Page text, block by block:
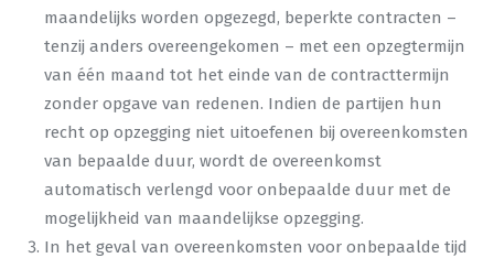
maandelijks worden opgezegd, beperkte contracten –
tenzij anders overeengekomen – met een opzegtermijn
van één maand tot het einde van de contracttermijn
zonder opgave van redenen. Indien de partijen hun
recht op opzegging niet uitoefenen bij overeenkomsten
van bepaalde duur, wordt de overeenkomst
automatisch verlengd voor onbepaalde duur met de
mogelijkheid van maandelijkse opzegging.
In het geval van overeenkomsten voor onbepaalde tijd